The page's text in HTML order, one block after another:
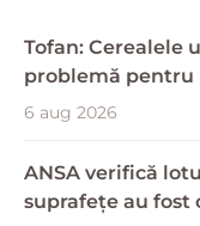
Tofan: Cerealele
problemă pentru
6 aug 2026
ANSA verifică
suprafețe au fost